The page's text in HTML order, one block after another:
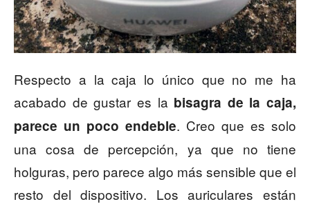
Respecto a la caja lo único que no me ha
acabado de gustar es la bisagra de la caja,
parece un poco endeble. Creo que es solo
una cosa de percepción, ya que no tiene
holguras, pero parece algo más sensible que el
resto del dispositivo. Los auriculares están